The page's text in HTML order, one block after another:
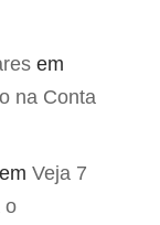
em
na Conta
Veja 7
o